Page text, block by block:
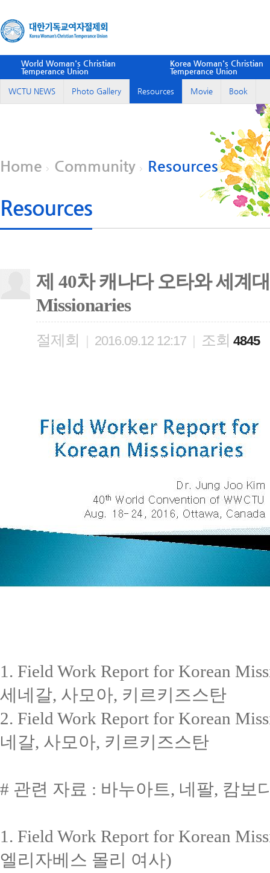
World Woman's Christian
Temperance Union
Korea Woman's Christian
Temperance Union
WCTU NEWS Photo Gallery Resources Movie Book
Home Community Resources
Resources
제 40차 캐나다 오타와 세계
Missionaries
절제회 | 2016.09.12 12:17 | 조회 4845
1. Field Work Report for Korean
세네갈, 사모아, 키르키즈스탄
2. Field Work Report for Korean
네갈, 사모아, 키르키즈스탄
# 관련 자료 : 바누아트, 네팔, 캄보
1. Field Work Report for Korean
엘리자베스 몰리 여사)